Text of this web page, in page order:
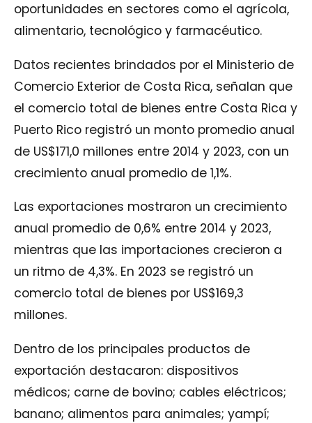
oportunidades en sectores como el agrícola,
alimentario, tecnológico y farmacéutico.
Datos recientes brindados por el Ministerio de
Comercio Exterior de Costa Rica, señalan que
el comercio total de bienes entre Costa Rica y
Puerto Rico registró un monto promedio anual
de US$171,0 millones entre 2014 y 2023, con un
crecimiento anual promedio de 1,1%.
Las exportaciones mostraron un crecimiento
anual promedio de 0,6% entre 2014 y 2023,
mientras que las importaciones crecieron a
un ritmo de 4,3%. En 2023 se registró un
comercio total de bienes por US$169,3
millones.
Dentro de los principales productos de
exportación destacaron: dispositivos
médicos; carne de bovino; cables eléctricos;
banano; alimentos para animales; yampí;